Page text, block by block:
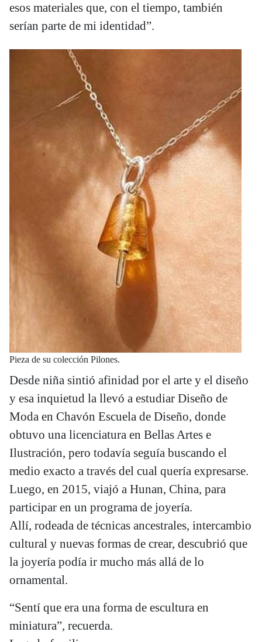
esos materiales que, con el tiempo, también
serían parte de mi identidad”.
Pieza de su colección Pilones.
Desde niña sintió afinidad por el arte y el diseño
y esa inquietud la llevó a estudiar Diseño de
Moda en Chavón Escuela de Diseño, donde
obtuvo una licenciatura en Bellas Artes e
Ilustración, pero todavía seguía buscando el
medio exacto a través del cual quería expresarse.
Luego, en 2015, viajó a Hunan, China, para
participar en un programa de joyería.
Allí, rodeada de técnicas ancestrales, intercambio
cultural y nuevas formas de crear, descubrió que
la joyería podía ir mucho más allá de lo
ornamental.
“Sentí que era una forma de escultura en
miniatura”, recuerda.